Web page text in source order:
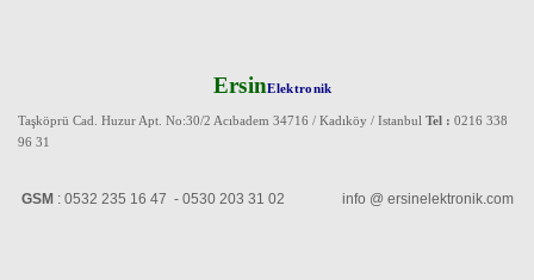
ErsinElektronik
Taşköprü Cad. Huzur Apt. No:30/2 Acıbadem 34716 / Kadıköy / Istanbul Tel : 0216 338
96 31
GSM : 0532 235 16 47 - 0530 203 31 02 info @ ersinelektronik.com